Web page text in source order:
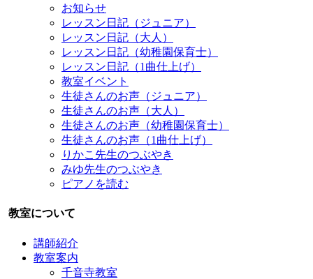
お知らせ
レッスン日記（ジュニア）
レッスン日記（大人）
レッスン日記（幼稚園保育士）
レッスン日記（1曲仕上げ）
教室イベント
生徒さんのお声（ジュニア）
生徒さんのお声（大人）
生徒さんのお声（幼稚園保育士）
生徒さんのお声（1曲仕上げ）
りかこ先生のつぶやき
みゆ先生のつぶやき
ピアノを読む
教室について
講師紹介
教室案内
千音寺教室